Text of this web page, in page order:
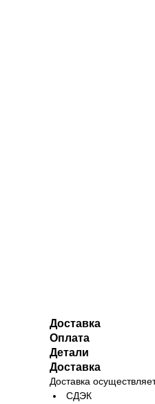
Доставка
Оплата
Детали
Доставка
Доставка
СДЭК